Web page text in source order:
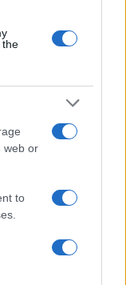
the
web or
to
ricevi le nostre
pubblicate
di